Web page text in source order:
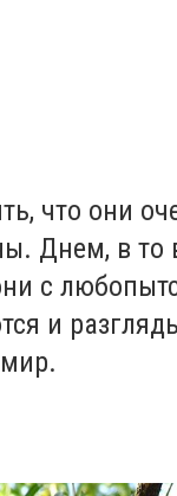
что они
Днем, в то
с
и